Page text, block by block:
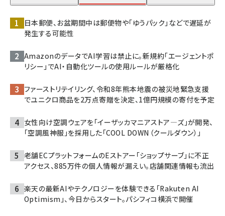
日本郵便、お盆期間中は郵便物や「ゆうパック」などで遅延が
発生する可能性
AmazonのデータでAI学習は禁止に。新規約「エージェントポ
リシー」でAI・自動化ツールの使用ルールが厳格化
ファーストリテイリング、令和8年熊本地震の被災地緊急支援
でユニクロ商品を2万点寄贈を決定、1億円規模の寄付を予定
女性向け空調ウェアを「イーザッカマニアストア―ズ」が開発、
「空調風神服」を採用した「COOL DOWN（クールダウン）」
老舗ECプラットフォームのEストアー「ショップサーブ」に不正
アクセス、885万件の個人情報が漏えい。店舗関連情報も流出
楽天の最新AIやテクノロジーを体験できる「Rakuten AI
Optimism」、今日からスタート。パシフィコ横浜で開催